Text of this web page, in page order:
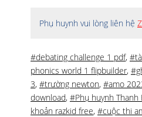
Phụ huynh vui lòng liên hệ
#debating challenge 1 pdf,
phonics world 1 flipbuilder,
3, #trường newton, #amo
download, #Phụ huynh Thanh
khoản razkid free, #cuộc thi